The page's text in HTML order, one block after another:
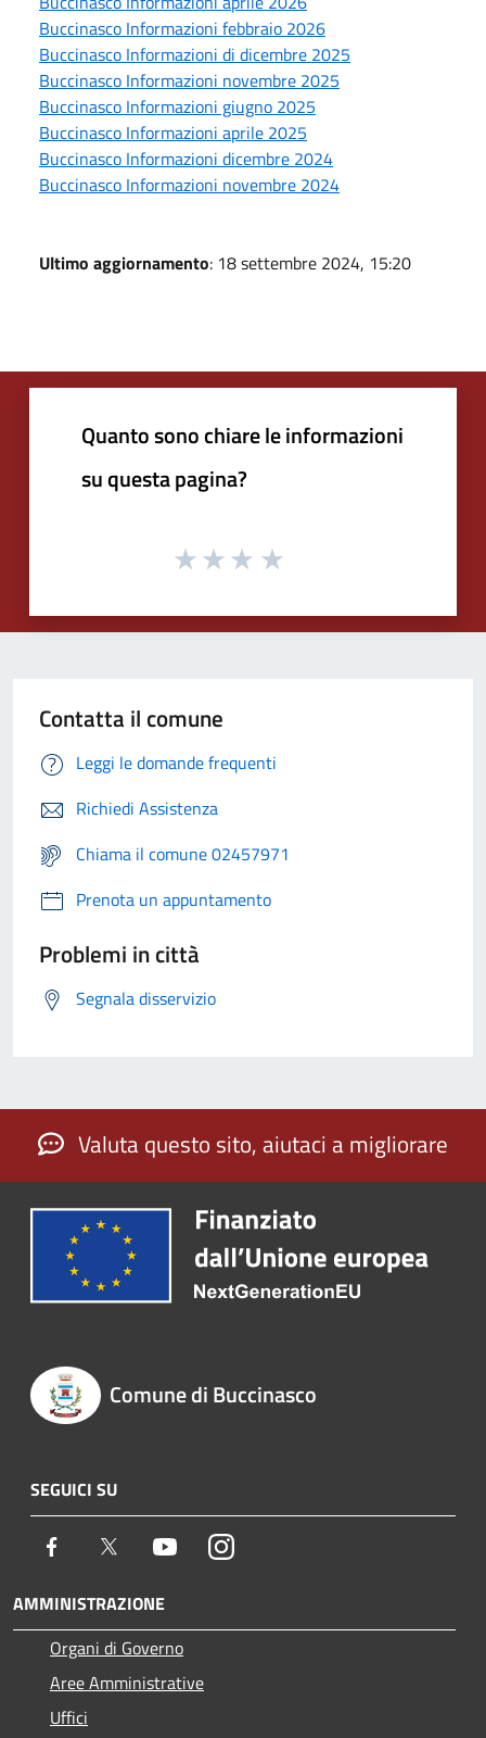
Buccinasco Informazioni febbraio 2026
Buccinasco Informazioni di dicembre 2025
Buccinasco Informazioni novembre 2025
Buccinasco Informazioni giugno 2025
Buccinasco Informazioni aprile 2025
Buccinasco Informazioni dicembre 2024
Buccinasco Informazioni novembre 2024
Ultimo aggiornamento: 18 settembre 2024, 15:20
Quanto sono chiare le informazioni
su questa pagina?
Contatta il comune
Leggi le domande frequenti
Richiedi Assistenza
Chiama il comune 02457971
Prenota un appuntamento
Problemi in città
Segnala disservizio
Valuta questo sito, aiutaci a migliorare
Comune di Buccinasco
SEGUICI SU
Facebook Twitter YoutubeInstagram
AMMINISTRAZIONE
Organi di Governo
Aree Amministrative
Uffici